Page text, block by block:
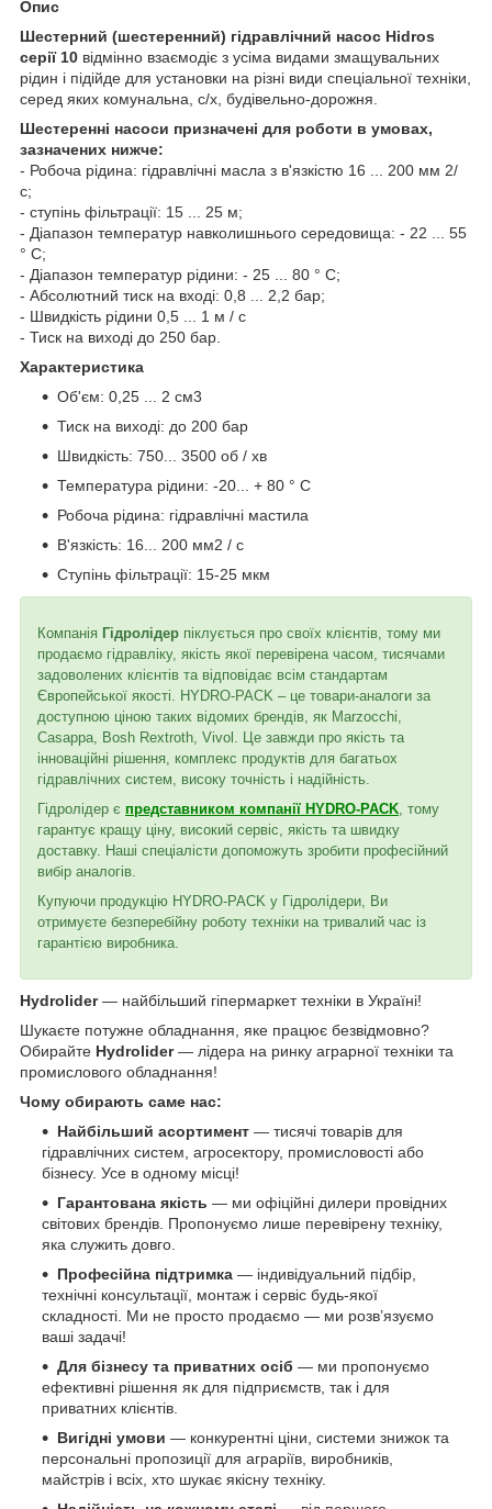
Опис
Шестерний (шестеренний) гідравлічний насос Hidros
серії 10 відмінно взаємодіє з усіма видами змащувальних
рідин і підійде для установки на різні види спеціальної техніки,
серед яких комунальна, с/х, будівельно-дорожня.
Шестеренні насоси призначені для роботи в умовах,
зазначених нижче:
- Робоча рідина: гідравлічні масла з в'язкістю 16 ... 200 мм 2/
с;
- ступінь фільтрації: 15 ... 25 м;
- Діапазон температур навколишнього середовища: - 22 ... 55
° С;
- Діапазон температур рідини: - 25 ... 80 ° С;
- Абсолютний тиск на вході: 0,8 ... 2,2 бар;
- Швидкість рідини 0,5 ... 1 м / с
- Тиск на виході до 250 бар.
Характеристика
Об'єм: 0,25 ... 2 см3
Тиск на виході: до 200 бар
Швидкість: 750... 3500 об / хв
Температура рідини: -20... + 80 ° C
Робоча рідина: гідравлічні мастила
В'язкість: 16... 200 мм2 / с
Ступінь фільтрації: 15-25 мкм
Компанія Гідролідер піклується про своїх клієнтів, тому ми
продаємо гідравліку, якість якої перевірена часом, тисячами
задоволених клієнтів та відповідає всім стандартам
Європейської якості. HYDRO-PACK – це товари-аналоги за
доступною ціною таких відомих брендів, як Marzocchi,
Casappa, Bosh Rextroth, Vivol. Це завжди про якість та
інноваційні рішення, комплекс продуктів для багатьох
гідравлічних систем, високу точність і надійність.
Гідролідер є представником компанії HYDRO-PACK , тому
гарантує кращу ціну, високий сервіс, якість та швидку
доставку. Наші спеціалісти допоможуть зробити професійний
вибір аналогів.
Купуючи продукцію HYDRO-PACK у Гідролідери, Ви
отримуєте безперебійну роботу техніки на тривалий час із
гарантією виробника.
Hydrolider— найбільший гіпермаркет техніки в Україні!
Шукаєте потужне обладнання, яке працює безвідмовно?
Обирайте Hydrolider— лідера на ринку аграрної техніки та
промислового обладнання!
Чому обирають саме нас:
Найбільший асортимент — тисячі товарів для
гідравлічних систем, агросектору, промисловості або
бізнесу. Усе в одному місці!
Гарантована якість — ми офіційні дилери провідних
світових брендів. Пропонуємо лише перевірену техніку,
яка служить довго.
Професійна підтримка — індивідуальний підбір,
технічні консультації, монтаж і сервіс будь-якої
складності. Ми не просто продаємо — ми розв’язуємо
ваші задачі!
Для бізнесу та приватних осіб — ми пропонуємо
ефективні рішення як для підприємств, так і для
приватних клієнтів.
Вигідні умови — конкурентні ціни, системи знижок та
персональні пропозиції для аграріїв, виробників,
майстрів і всіх, хто шукає якісну техніку.